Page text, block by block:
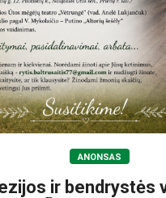
ANONSAS
ir bendrystės